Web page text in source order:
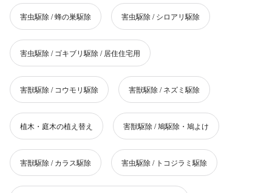
害虫駆除 / 蜂の巣駆除 害虫駆除 / シロアリ駆除
害虫駆除 / ゴキブリ駆除 / 居住住宅用
害獣駆除 / コウモリ駆除 害獣駆除 / ネズミ駆除
植木・庭木の植え替え 害獣駆除 / 鳩駆除・鳩よけ
害獣駆除 / カラス駆除 害虫駆除 / トコジラミ駆除